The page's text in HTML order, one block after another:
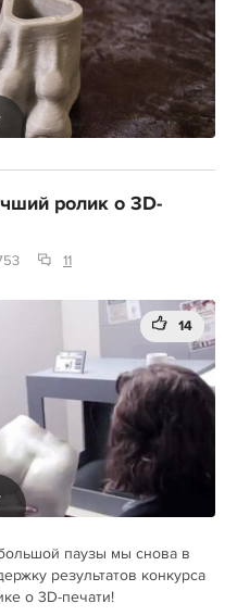
ролик о 3D-
11
14
паузы мы снова в
результатов конкурса
о 3D-печати!